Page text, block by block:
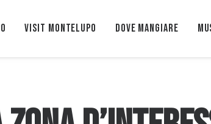
VISIT MONTELUPO Dove mangiare